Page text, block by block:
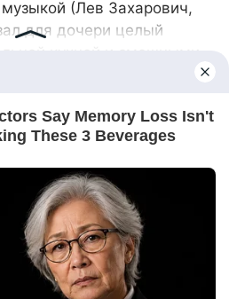
(Лев Захарович,
для дочери целый
проводил шоумен-
давало покоя молодой
это мысли о том бедном
она отправила в
была, до глубины души,
его слов о пропавшей
о том, что чувствовал
– случись с ней